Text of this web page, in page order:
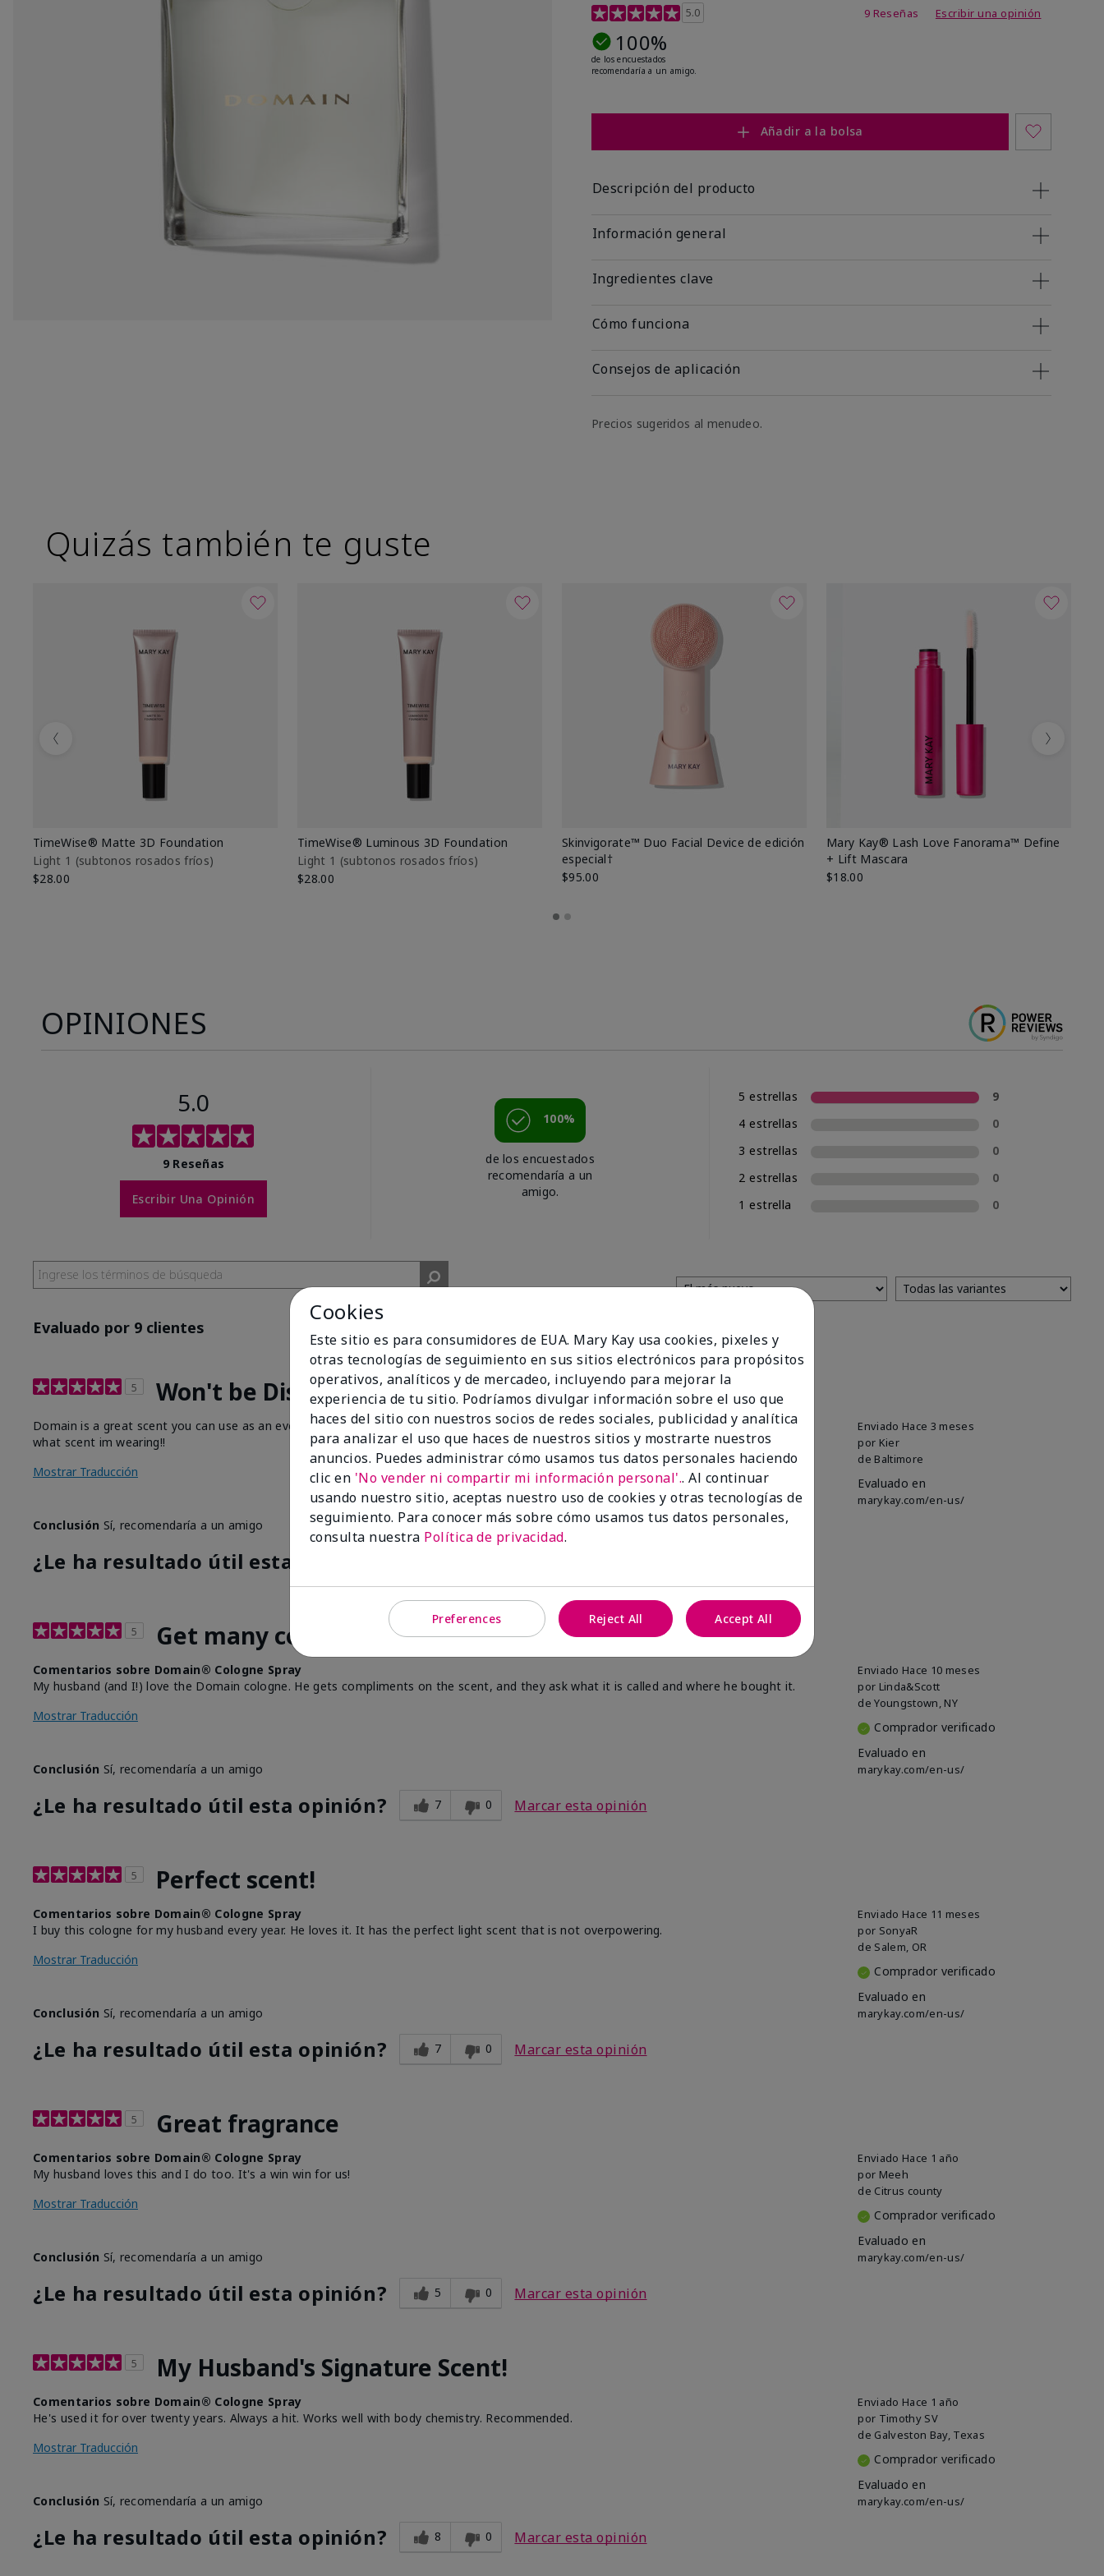
Calificación de clientes de 4 de 5
5.0 9 Reseñas Escribir una opinión
100%
de los encuestados
recomendaría a un amigo.
Añadir a la bolsa
Descripción del producto
Información general
Ingredientes clave
Cómo funciona
Consejos de aplicación
Precios sugeridos al menudeo.
Quizás también te guste
TimeWise® Matte 3D Foundation
Light 1​ (subtonos rosados fríos)
$28.00
TimeWise® Luminous 3D Foundation
Light 1​ (subtonos rosados fríos)
$28.00
Skinvigorate™ Duo Facial Device de edición
especial†
$95.00
Mary Kay® Lash Love Fanorama™ Define
+ Lift Mascara
$18.00
Previous Next
OPINIONES
5.0
9 Reseñas
Escribir Una Opinión
100%
de los encuestados
recomendaría a un
amigo.
5 estrellas
9
4 estrellas
0
3 estrellas
0
2 estrellas
0
1 estrella
0
Evaluado por 9 clientes
5 Won't be Disappointed!
Enviado Hace 3 meses
por Kier
de Baltimore
Evaluado en
marykay.com/en-us/
Domain is a great scent you can use as an everyday starter. I've received consistent compliments from different people always wondering
what scent im wearing!!
Mostrar Traducción
Conclusión Sí, recomendaría a un amigo
¿Le ha resultado útil esta opinión?
5 Get many comments
Enviado Hace 10 meses
por Linda&Scott
de Youngstown, NY
Comprador verificado
Evaluado en
marykay.com/en-us/
Comentarios sobre Domain® Cologne Spray
My husband (and I!) love the Domain cologne. He gets compliments on the scent, and they ask what it is called and where he bought it.
Mostrar Traducción
Conclusión Sí, recomendaría a un amigo
¿Le ha resultado útil esta opinión? 7 0 Marcar esta opinión
5 Perfect scent!
Enviado Hace 11 meses
por SonyaR
de Salem, OR
Comprador verificado
Evaluado en
marykay.com/en-us/
Comentarios sobre Domain® Cologne Spray
I buy this cologne for my husband every year. He loves it. It has the perfect light scent that is not overpowering.
Mostrar Traducción
Conclusión Sí, recomendaría a un amigo
¿Le ha resultado útil esta opinión? 7 0 Marcar esta opinión
5 Great fragrance
Enviado Hace 1 año
por Meeh
de Citrus county
Comprador verificado
Evaluado en
marykay.com/en-us/
Comentarios sobre Domain® Cologne Spray
My husband loves this and I do too. It's a win win for us!
Mostrar Traducción
Conclusión Sí, recomendaría a un amigo
¿Le ha resultado útil esta opinión? 5 0 Marcar esta opinión
5 My Husband's Signature Scent!
Enviado Hace 1 año
por Timothy SV
de Galveston Bay, Texas
Comprador verificado
Evaluado en
marykay.com/en-us/
Comentarios sobre Domain® Cologne Spray
He's used it for over twenty years. Always a hit. Works well with body chemistry. Recommended.
Mostrar Traducción
Conclusión Sí, recomendaría a un amigo
¿Le ha resultado útil esta opinión? 8 0 Marcar esta opinión
Cookies
Este sitio es para consumidores de EUA. Mary Kay usa cookies, pixeles y
otras tecnologías de seguimiento en sus sitios electrónicos para propósitos
operativos, analíticos y de mercadeo, incluyendo para mejorar la
experiencia de tu sitio. Podríamos divulgar información sobre el uso que
haces del sitio con nuestros socios de redes sociales, publicidad y analítica
para analizar el uso que haces de nuestros sitios y mostrarte nuestros
anuncios. Puedes administrar cómo usamos tus datos personales haciendo
clic en 'No vender ni compartir mi información personal'.. Al continuar
usando nuestro sitio, aceptas nuestro uso de cookies y otras tecnologías de
seguimiento. Para conocer más sobre cómo usamos tus datos personales,
consulta nuestra Política de privacidad.
Preferences Reject All Accept All